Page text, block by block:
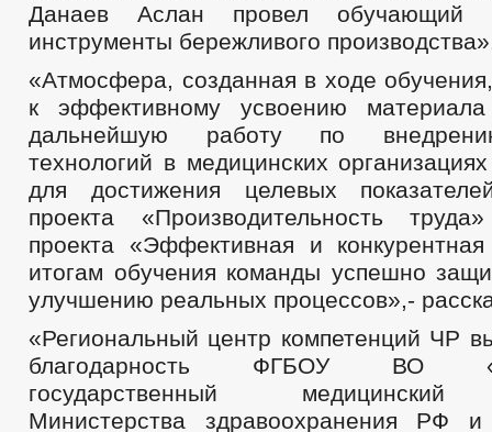
Данаев Аслан провел обучающий
инструменты бережливого
«Атмосфера, созданная в ходе
к эффективному усвоению
дальнейшую работу по
технологий в медицинских
для достижения целевых
проекта «Производительность
проекта «Эффективная и
итогам обучения команды успешно
улучшению реальных процессов»,-
«Региональный центр компетенций ЧР
благодарность ФГБОУ ВО
государственный медицинский
Министерства здравоохранения РФ